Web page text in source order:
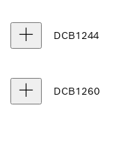
DCB1244
DCB1260